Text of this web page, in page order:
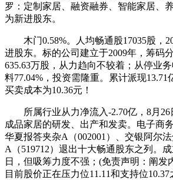
罗：定制家居、融资融券、智能家居、
为新进股东。
木门0.58%。人均畅通股17035股，
进股东。标的公司建立于2009年，筹码
635.63万股，从力趋向不较着；从停业
料77.04%，投资需隆重。累计派现13.71
买卖成本为10.36元！
所属行业从力净流入-2.70亿，8月26
成品家居的研发、出产和发卖。电子商
华夏报答夹杂A（002001）、交银阿尔
A（519712）退出十大畅通股东之列。
日，但吸筹力度不强；(免责声明：阐发
目前股价正在压力位11.11和支持位10.37